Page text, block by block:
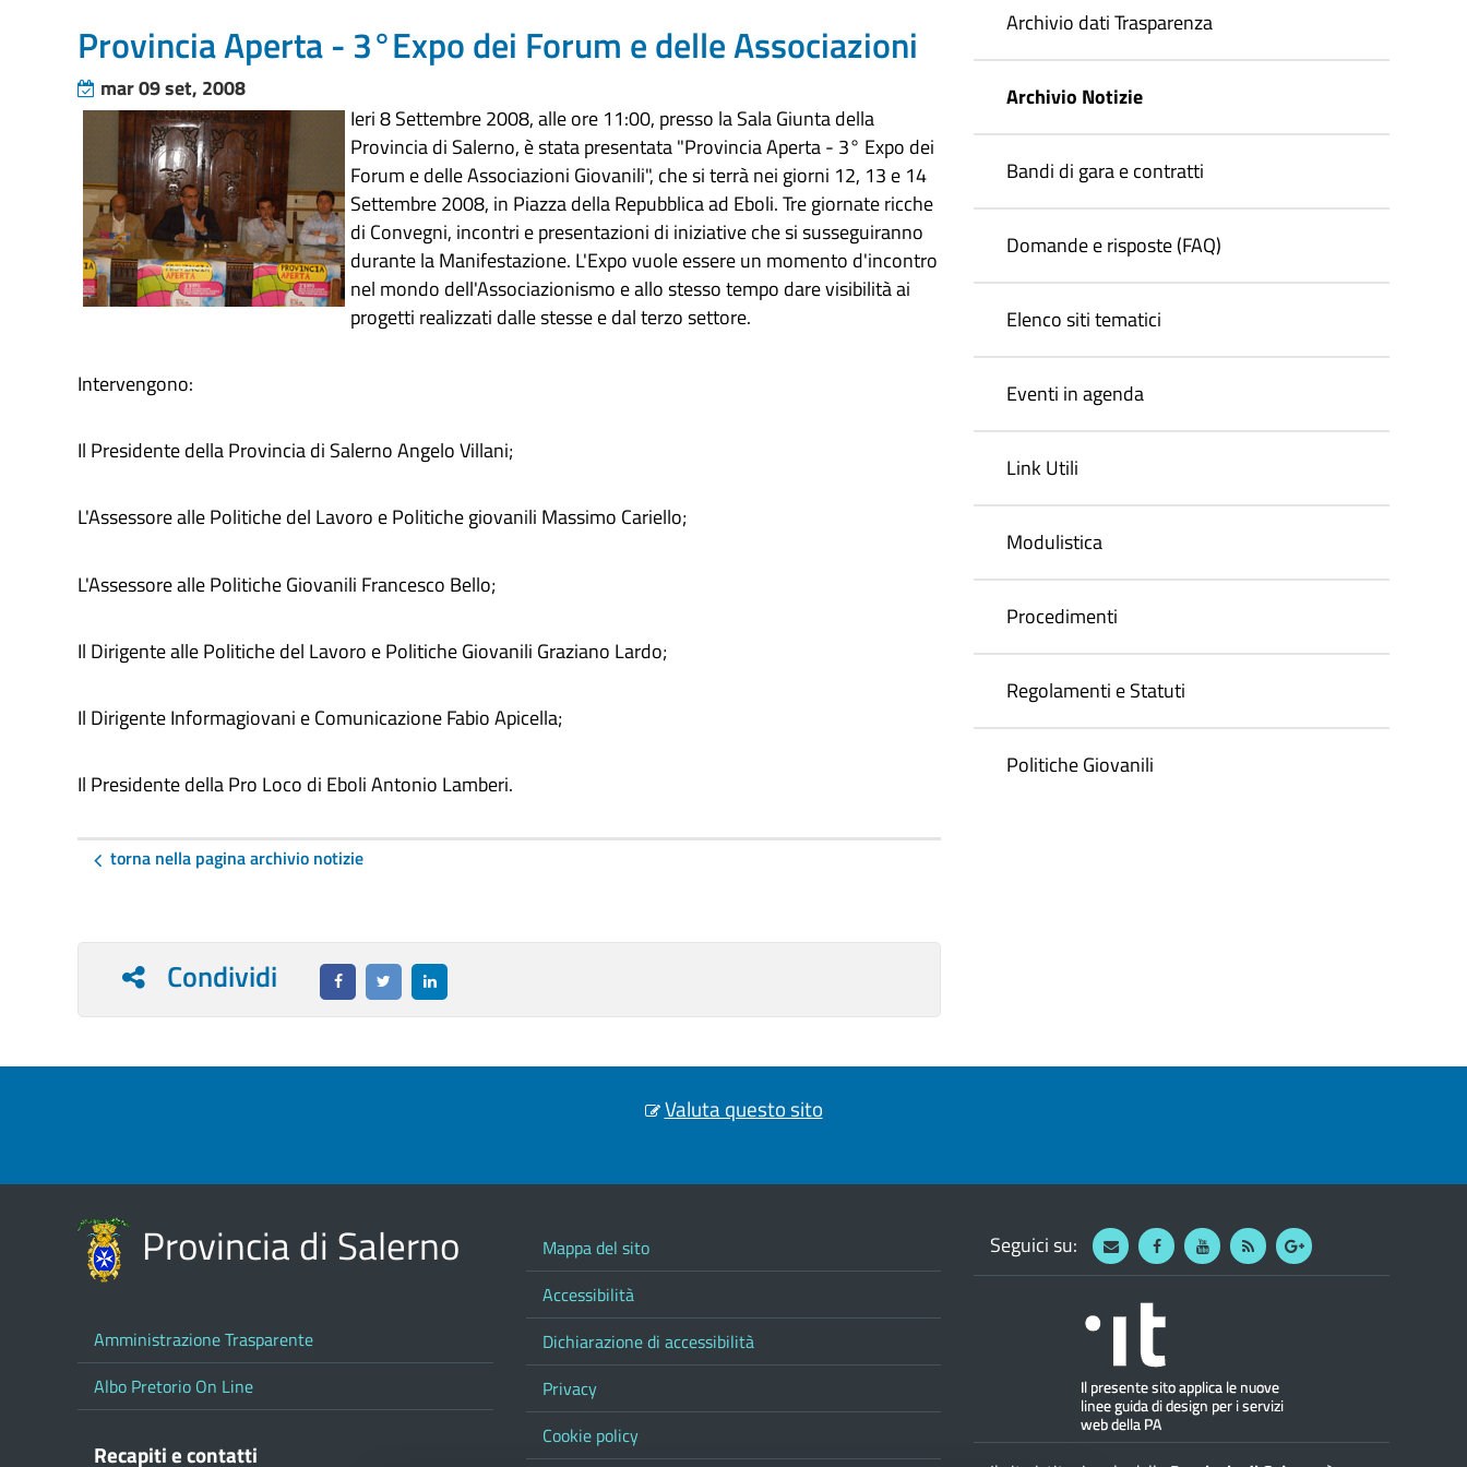
Provincia Aperta - 3°Expo dei Forum e delle Associazioni
mar 09 set, 2008
Ieri 8 Settembre 2008, alle ore 11:00, presso la Sala Giunta della
Provincia di Salerno, è stata presentata "Provincia Aperta - 3° Expo dei
Forum e delle Associazioni Giovanili", che si terrà nei giorni 12, 13 e 14
Settembre 2008, in Piazza della Repubblica ad Eboli. Tre giornate ricche
di Convegni, incontri e presentazioni di iniziative che si susseguiranno
durante la Manifestazione. L'Expo vuole essere un momento d'incontro
nel mondo dell'Associazionismo e allo stesso tempo dare visibilità ai
progetti realizzati dalle stesse e dal terzo settore.
Intervengono:
Il Presidente della Provincia di Salerno Angelo Villani;
L'Assessore alle Politiche del Lavoro e Politiche giovanili Massimo Cariello;
L'Assessore alle Politiche Giovanili Francesco Bello;
Il Dirigente alle Politiche del Lavoro e Politiche Giovanili Graziano Lardo;
Il Dirigente Informagiovani e Comunicazione Fabio Apicella;
Il Presidente della Pro Loco di Eboli Antonio Lamberi.
torna nella pagina archivio notizie
Condividi
Archivio dati Trasparenza
Archivio Notizie
Bandi di gara e contratti
Domande e risposte (FAQ)
Elenco siti tematici
Eventi in agenda
Link Utili
Modulistica
Procedimenti
Regolamenti e Statuti
Politiche Giovanili
Valuta questo sito
Provincia di Salerno
Amministrazione Trasparente
Albo Pretorio On Line
Recapiti e contatti
Mappa del sito
Accessibilità
Dichiarazione di accessibilità
Privacy
Cookie policy
Seguici su: WebmailFacebookYoutube
RSS Google